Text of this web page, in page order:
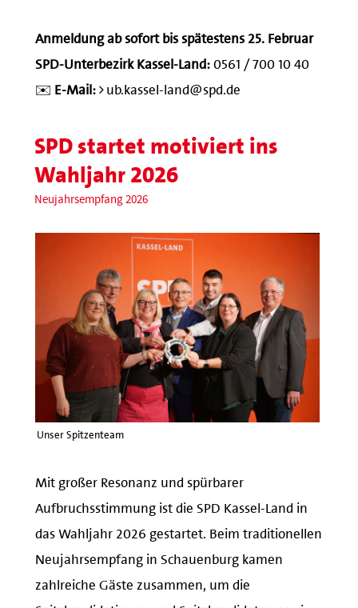
Anmeldung ab sofort bis spätestens 25. Februar
SPD-Unterbezirk Kassel-Land: 0561 / 700 10 40
✉️ E-Mail: ub.kassel-land@spd.de
SPD startet motiviert ins
Wahljahr 2026
Neujahrsempfang 2026
Unser Spitzenteam
Mit großer Resonanz und spürbarer
Aufbruchsstimmung ist die SPD Kassel-Land in
das Wahljahr 2026 gestartet. Beim traditionellen
Neujahrsempfang in Schauenburg kamen
zahlreiche Gäste zusammen, um die